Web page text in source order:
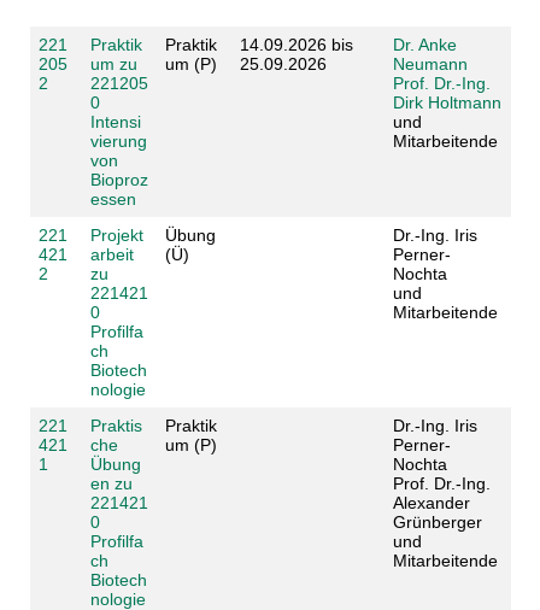
221
205
2
Praktik
um zu
221205
0
Intensi
vierung
von
Bioproz
essen
Praktik
um (P)
14.09.2026 bis
25.09.2026
Dr. Anke
Neumann
Prof. Dr.-Ing.
Dirk Holtmann
und
Mitarbeitende
221
421
2
Projekt
arbeit
zu
221421
0
Profilfa
ch
Biotech
nologie
Übung
(Ü)
Dr.-Ing. Iris
Perner-
Nochta
und
Mitarbeitende
221
421
1
Praktis
che
Übung
en zu
221421
0
Profilfa
ch
Biotech
nologie
Praktik
um (P)
Dr.-Ing. Iris
Perner-
Nochta
Prof. Dr.-Ing.
Alexander
Grünberger
und
Mitarbeitende